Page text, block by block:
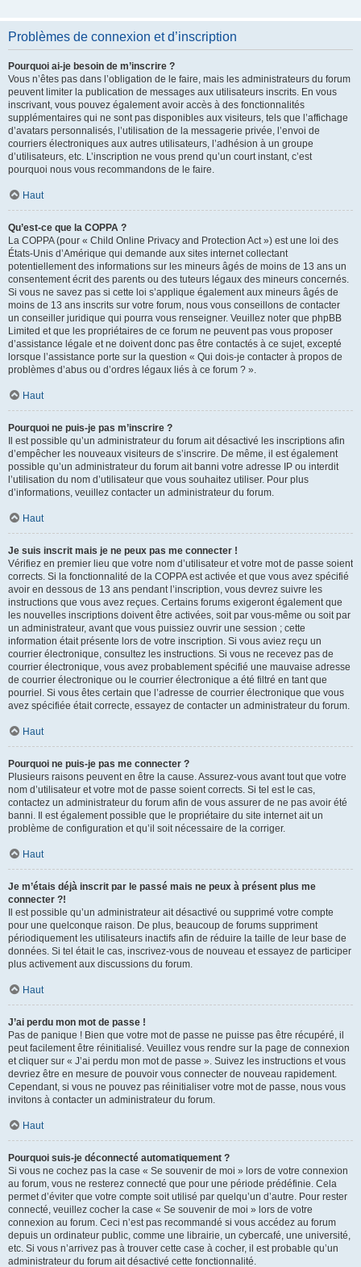
Problèmes de connexion et d’inscription
Pourquoi ai-je besoin de m’inscrire ?
Vous n’êtes pas dans l’obligation de le faire, mais les administrateurs du forum
peuvent limiter la publication de messages aux utilisateurs inscrits. En vous
inscrivant, vous pouvez également avoir accès à des fonctionnalités
supplémentaires qui ne sont pas disponibles aux visiteurs, tels que l’affichage
d’avatars personnalisés, l’utilisation de la messagerie privée, l’envoi de
courriers électroniques aux autres utilisateurs, l’adhésion à un groupe
d’utilisateurs, etc. L’inscription ne vous prend qu’un court instant, c’est
pourquoi nous vous recommandons de le faire.
Haut
Qu’est-ce que la COPPA ?
La COPPA (pour « Child Online Privacy and Protection Act ») est une loi des
États-Unis d’Amérique qui demande aux sites internet collectant
potentiellement des informations sur les mineurs âgés de moins de 13 ans un
consentement écrit des parents ou des tuteurs légaux des mineurs concernés.
Si vous ne savez pas si cette loi s’applique également aux mineurs âgés de
moins de 13 ans inscrits sur votre forum, nous vous conseillons de contacter
un conseiller juridique qui pourra vous renseigner. Veuillez noter que phpBB
Limited et que les propriétaires de ce forum ne peuvent pas vous proposer
d’assistance légale et ne doivent donc pas être contactés à ce sujet, excepté
lorsque l’assistance porte sur la question « Qui dois-je contacter à propos de
problèmes d’abus ou d’ordres légaux liés à ce forum ? ».
Haut
Pourquoi ne puis-je pas m’inscrire ?
Il est possible qu’un administrateur du forum ait désactivé les inscriptions afin
d’empêcher les nouveaux visiteurs de s’inscrire. De même, il est également
possible qu’un administrateur du forum ait banni votre adresse IP ou interdit
l’utilisation du nom d’utilisateur que vous souhaitez utiliser. Pour plus
d’informations, veuillez contacter un administrateur du forum.
Haut
Je suis inscrit mais je ne peux pas me connecter !
Vérifiez en premier lieu que votre nom d’utilisateur et votre mot de passe soient
corrects. Si la fonctionnalité de la COPPA est activée et que vous avez spécifié
avoir en dessous de 13 ans pendant l’inscription, vous devrez suivre les
instructions que vous avez reçues. Certains forums exigeront également que
les nouvelles inscriptions doivent être activées, soit par vous-même ou soit par
un administrateur, avant que vous puissiez ouvrir une session ; cette
information était présente lors de votre inscription. Si vous aviez reçu un
courrier électronique, consultez les instructions. Si vous ne recevez pas de
courrier électronique, vous avez probablement spécifié une mauvaise adresse
de courrier électronique ou le courrier électronique a été filtré en tant que
pourriel. Si vous êtes certain que l’adresse de courrier électronique que vous
avez spécifiée était correcte, essayez de contacter un administrateur du forum.
Haut
Pourquoi ne puis-je pas me connecter ?
Plusieurs raisons peuvent en être la cause. Assurez-vous avant tout que votre
nom d’utilisateur et votre mot de passe soient corrects. Si tel est le cas,
contactez un administrateur du forum afin de vous assurer de ne pas avoir été
banni. Il est également possible que le propriétaire du site internet ait un
problème de configuration et qu’il soit nécessaire de la corriger.
Haut
Je m’étais déjà inscrit par le passé mais ne peux à présent plus me
connecter ?!
Il est possible qu’un administrateur ait désactivé ou supprimé votre compte
pour une quelconque raison. De plus, beaucoup de forums suppriment
périodiquement les utilisateurs inactifs afin de réduire la taille de leur base de
données. Si tel était le cas, inscrivez-vous de nouveau et essayez de participer
plus activement aux discussions du forum.
Haut
J’ai perdu mon mot de passe !
Pas de panique ! Bien que votre mot de passe ne puisse pas être récupéré, il
peut facilement être réinitialisé. Veuillez vous rendre sur la page de connexion
et cliquer sur « J’ai perdu mon mot de passe ». Suivez les instructions et vous
devriez être en mesure de pouvoir vous connecter de nouveau rapidement.
Cependant, si vous ne pouvez pas réinitialiser votre mot de passe, nous vous
invitons à contacter un administrateur du forum.
Haut
Pourquoi suis-je déconnecté automatiquement ?
Si vous ne cochez pas la case « Se souvenir de moi » lors de votre connexion
au forum, vous ne resterez connecté que pour une période prédéfinie. Cela
permet d’éviter que votre compte soit utilisé par quelqu’un d’autre. Pour rester
connecté, veuillez cocher la case « Se souvenir de moi » lors de votre
connexion au forum. Ceci n’est pas recommandé si vous accédez au forum
depuis un ordinateur public, comme une librairie, un cybercafé, une université,
etc. Si vous n’arrivez pas à trouver cette case à cocher, il est probable qu’un
administrateur du forum ait désactivé cette fonctionnalité.